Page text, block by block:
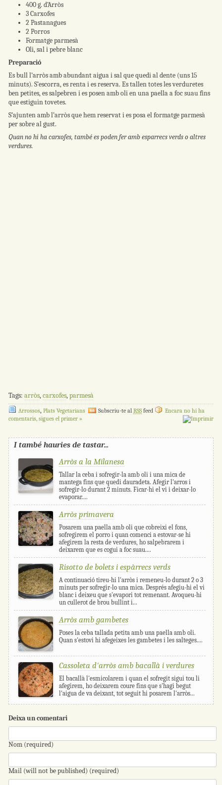
400 g. d’Arròs
3 Carxofes
2 Pastanagues
2 Porros
Formatge parmesà
Oli, sal i pebre blanc
Preparació
Es bull l’arròs amb abundant aigua i sal que quedi al dente (uns 15
minuts). S’escorra, es renta i es reserva. Es tallen totes les verduretes
ben petites, es salpebren i es posen amb oli en una paella a foc suau fins
que estiguin tovetes.
S’ajunten amb l’arròs que hem reservat i es posa el formatge parmesà
per sobre al gust.
Quan no hi ha carxofes, també es poden fer amb esparrecs verds o altres
verdures.
Tags: arròs,carxofes,parmesà
Arrossos, Plats Vegetarians Subscriu-te al RSSfeed
Encara no hi ha
comentaris, sigues el primer »
I també hauries de tastar...
Arròs a la Milanesa
Tallar la ceba i sofregir-la amb oli i una mica de
mantega fins que quedi dauradeta. Afegir l'arros i
sofregir-lo durant 2 minuts. Ficar-hi el vi i deixar-lo
evaporar....
Arròs primavera
Posarem una paella amb oli que cobreixi el fons,
sofregirem el porro i quan comenci a estovar-se hi
afegirem la resta de verdures, ho salpebrarem i
deixarem que es cogui a foc suau....
Risotto de bolets i espàrrecs verds
A continuació tireu-hi l'arròs i remeneu-lo durant 2 o 3
minuts per sofregir-lo una mica. Després afegiu-hi el vi
blanc i deixeu que s'evapori tot remenant. Avoqueu-hi
un cullerot de brou bullint i...
Arròs amb gambetes
Poses la ceba tallada petita amb una paella amb oli.
Quan s'estovi hi afegeixes les gambetes i les salteges....
Cassoleta d'arròs amb bacallà i verdures
El bacallà l'esmicolarem i quan el sofregit sigui tou li
afegirem, ho deixarem coure fins que s'hagi begut
l'aigua de va deixant, tot seguit hi posarem l'arròs...
Deixa un comentari
Nom (required)
Mail (will not be published) (required)